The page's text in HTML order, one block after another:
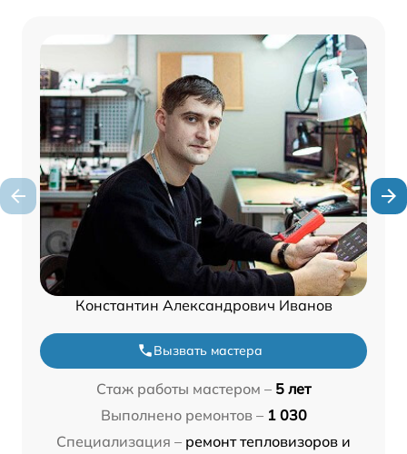
Константин Александрович Иванов
Вызвать мастера
Стаж работы мастером – 5 лет
Выполнено ремонтов – 1 030
Специализация – ремонт тепловизоров и